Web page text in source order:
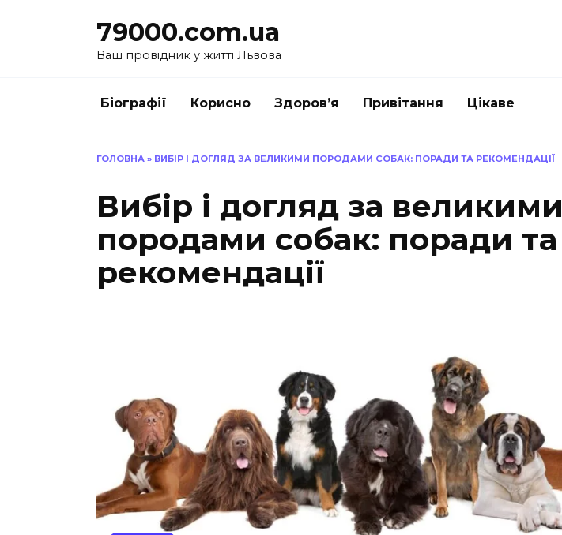
79000.com.ua
Ваш провідник у житті Львова
Біографії Корисно Здоров’я Привітання Цікаве
ГОЛОВНА » ВИБІР І ДОГЛЯД ЗА ВЕЛИКИМИ ПОРОДАМИ СОБАК: ПОРАДИ ТА РЕКОМЕНДАЦІЇ
Вибір і догляд за великими
породами собак: поради та
рекомендації